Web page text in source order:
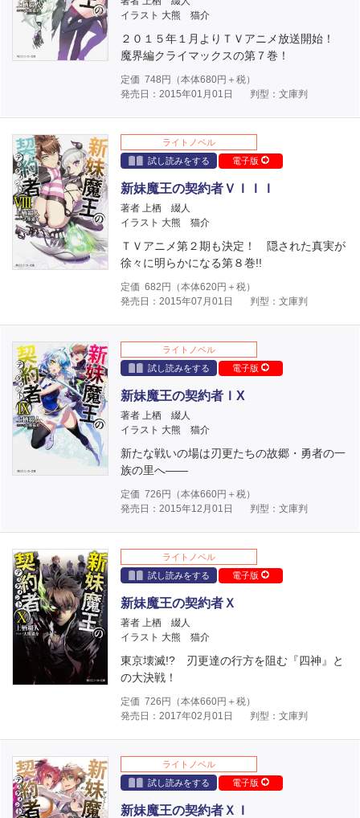
イラスト 大熊 猫介
２０１５年１月よりＴＶアニメ放送開始！
魔界編クライマックスの第７巻！
定価 748 円（本体680円＋税）
発売日：2015年01月01日
判型：文庫判
ライトノベル
試し読みをする
電子版
新妹魔王の契約者ＶＩＩＩ
著者 上栖 綴人
イラスト 大熊 猫介
ＴＶアニメ第２期も決定！ 隠された真実が
徐々に明らかになる第８巻!!
定価 682 円（本体620円＋税）
発売日：2015年07月01日
判型：文庫判
ライトノベル
試し読みをする
電子版
新妹魔王の契約者ＩX
著者 上栖 綴人
イラスト 大熊 猫介
新たな戦いの場は刃更たちの故郷・勇者の一
族の里へ――
定価 726 円（本体660円＋税）
発売日：2015年12月01日
判型：文庫判
ライトノベル
試し読みをする
電子版
新妹魔王の契約者Ｘ
著者 上栖 綴人
イラスト 大熊 猫介
東京壊滅!? 刃更達の行方を阻む『四神』と
の大決戦！
定価 726 円（本体660円＋税）
発売日：2017年02月01日
判型：文庫判
ライトノベル
試し読みをする
電子版
新妹魔王の契約者ＸＩ